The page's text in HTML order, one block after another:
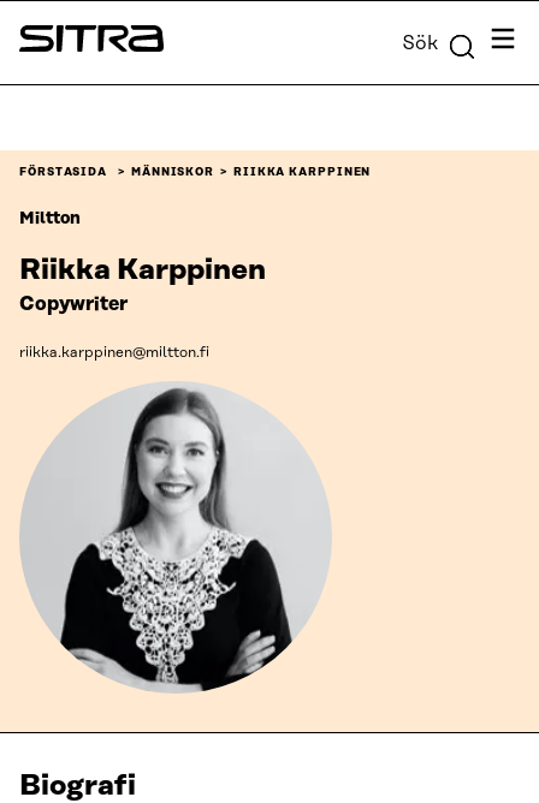
Skip to
content
Sitra Sök Meny
FÖRSTASIDA MÄNNISKOR RIIKKA KARPPINEN
Miltton
Riikka Karppinen
Copywriter
riikka.karppinen@miltton.fi
Biografi